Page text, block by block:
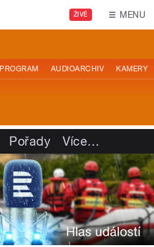
ŽIVĚ MENU
PROGRAM AUDIOARCHIV KAMERY
Pořady Více…